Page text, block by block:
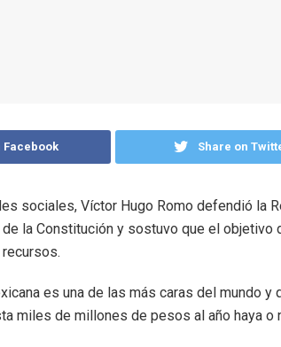
Facebook Share on
sociales, Víctor Hugo Romo defendió la
la Constitución y sostuvo que el objetivo
es una de las más caras del mundo y
miles de millones de pesos al año haya o